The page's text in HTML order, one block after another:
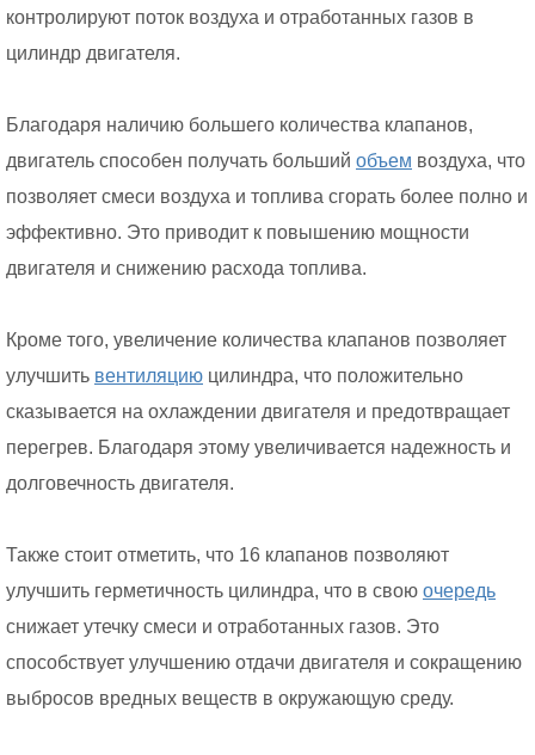
контролируют поток воздуха и отработанных газов в
цилиндр двигателя.
Благодаря наличию большего количества клапанов,
двигатель способен получать больший объем воздуха, что
позволяет смеси воздуха и топлива сгорать более полно и
эффективно. Это приводит к повышению мощности
двигателя и снижению расхода топлива.
Кроме того, увеличение количества клапанов позволяет
улучшить вентиляцию цилиндра, что положительно
сказывается на охлаждении двигателя и предотвращает
перегрев. Благодаря этому увеличивается надежность и
долговечность двигателя.
Также стоит отметить, что 16 клапанов позволяют
улучшить герметичность цилиндра, что в свою очередь
снижает утечку смеси и отработанных газов. Это
способствует улучшению отдачи двигателя и сокращению
выбросов вредных веществ в окружающую среду.